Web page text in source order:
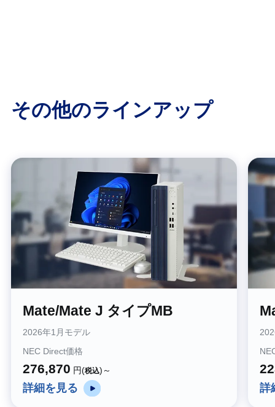
その他のラインアップ
Mate/Mate J タイプMB
2026年1月モデル
NEC Direct価格
276,870 円(税込)～
詳細を見る 詳